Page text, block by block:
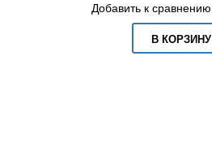
Добавить к сравнению
В КОРЗИНУ